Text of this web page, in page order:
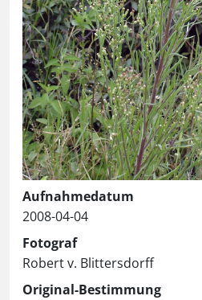
Aufnahmedatum
2008-04-04
Fotograf
Robert v. Blittersdorff
Original-Bestimmung